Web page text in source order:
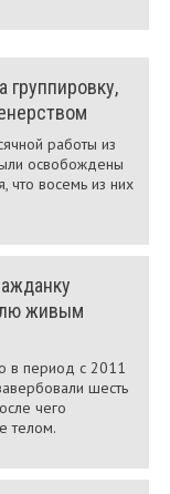
группировку,
работы из
освобождены
что восемь из них
живым
в период с 2011
шесть
чего
телом.